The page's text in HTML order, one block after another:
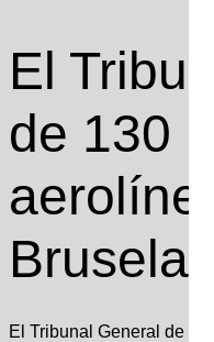
El
de 130
Bruselas
El Tribunal General de la